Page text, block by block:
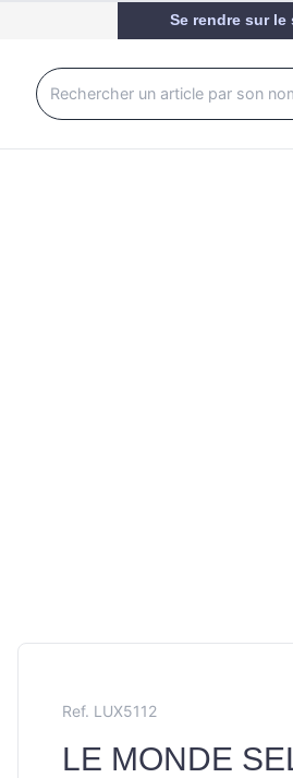
Se rendre sur
Ref. LUX5112
LE MONDE